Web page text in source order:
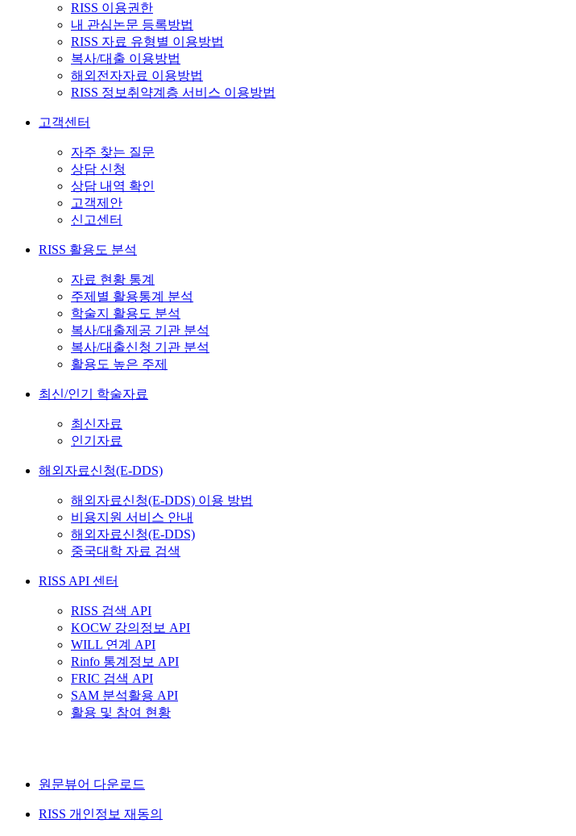
RISS 이용권한
내 관심논문 등록방법
RISS 자료 유형별 이용방법
복사/대출 이용방법
해외전자자료 이용방법
RISS 정보취약계층 서비스 이용방법
고객센터
자주 찾는 질문
상담 신청
상담 내역 확인
고객제안
신고센터
RISS 활용도 분석
자료 현황 통계
주제별 활용통계 분석
학술지 활용도 분석
복사/대출제공 기관 분석
복사/대출신청 기관 분석
활용도 높은 주제
최신/인기 학술자료
최신자료
인기자료
해외자료신청(E-DDS)
해외자료신청(E-DDS) 이용 방법
비용지원 서비스 안내
해외자료신청(E-DDS)
중국대학 자료 검색
RISS API 센터
RISS 검색 API
KOCW 강의정보 API
WILL 연계 API
Rinfo 통계정보 API
FRIC 검색 API
SAM 분석활용 API
활용 및 참여 현황
원문뷰어 다운로드
RISS 개인정보 재동의